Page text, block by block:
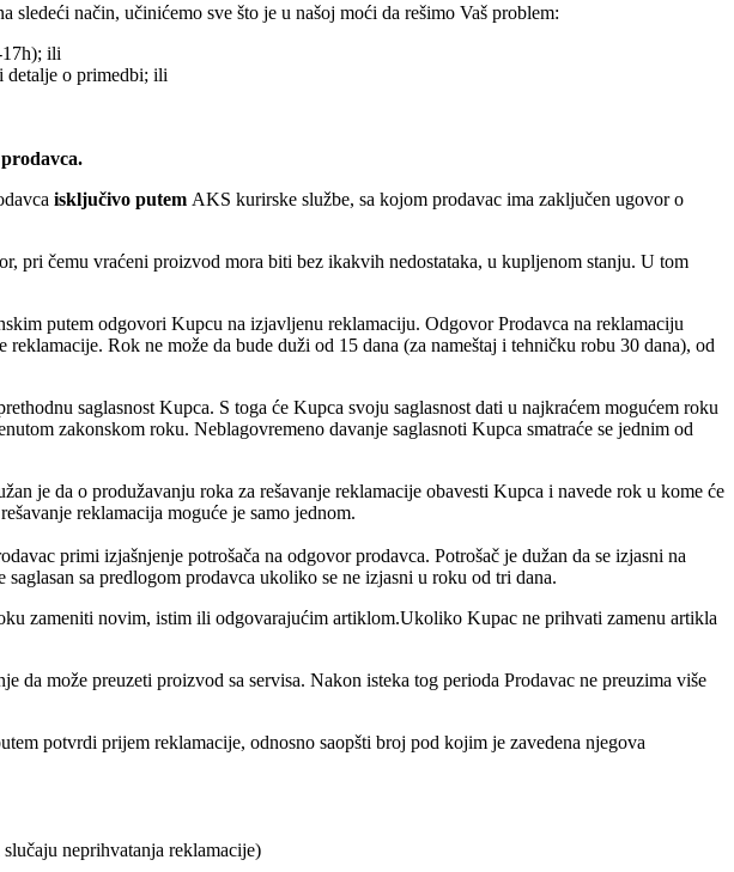
sledeći način, učinićemo sve što je u našoj moći da rešimo Vaš problem:
17h); ili
detalje o primedbi; ili
isključivo putem AKS kurirske službe, sa kojom prodavac ima zaključen ugovor o
pri čemu vraćeni proizvod mora biti bez ikakvih nedostataka, u kupljenom stanju. U tom
putem odgovori Kupcu na izjavljenu reklamaciju. Odgovor Prodavca na reklamaciju
Rok ne može da bude duži od 15 dana (za nameštaj i tehničku robu 30 dana), od
saglasnost Kupca. S toga će Kupca svoju saglasnost dati u najkraćem mogućem roku
zakonskom roku. Neblagovremeno davanje saglasnoti Kupca smatraće se jednim od
je da o produžavanju roka za rešavanje reklamacije obavesti Kupca i navede rok u kome će
reklamacija moguće je samo jednom.
primi izjašnjenje potrošača na odgovor prodavca. Potrošač je dužan da se izjasni na
sa predlogom prodavca ukoliko se ne izjasni u roku od tri dana.
zameniti novim, istim ili odgovarajućim artiklom.Ukoliko Kupac ne prihvati zamenu artikla
može preuzeti proizvod sa servisa. Nakon isteka tog perioda Prodavac ne preuzima više
potvrdi prijem reklamacije, odnosno saopšti broj pod kojim je zavedena njegova
neprihvatanja reklamacije)